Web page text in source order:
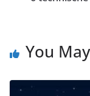
You